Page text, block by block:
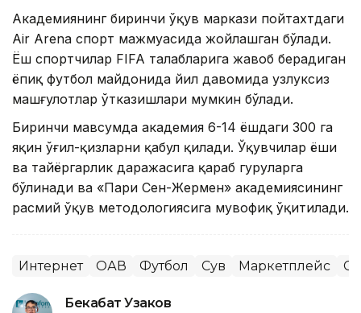
Академиянинг биринчи ўқув маркази пойтахтдаги
Air Arena спорт мажмуасида жойлашган бўлади.
Ёш спортчилар FIFA талабларига жавоб берадиган
ёпиқ футбол майдонида йил давомида узлуксиз
машғулотлар ўтказишлари мумкин бўлади.
Биринчи мавсумда академия 6-14 ёшдаги 300 га
яқин ўғил-қизларни қабул қилади. Ўқувчилар ёши
ва тайёргарлик даражасига қараб гуруҳларга
бўлинади ва «Пари Сен-Жермен» академиясининг
расмий ўқув методологиясига мувофиқ ўқитилади.
Интернет ОАВ Футбол Сув Маркетплейс
Бекабат Узаков